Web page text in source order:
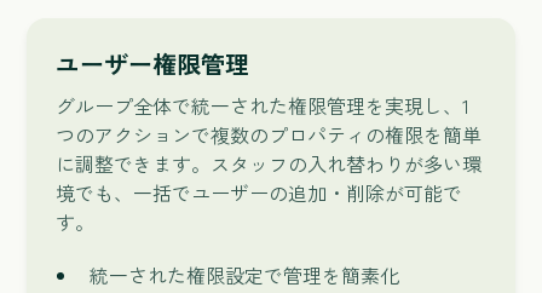
ユーザー権限管理
グループ全体で統一された権限管理を実現し、1
つのアクションで複数のプロパティの権限を簡単
に調整できます。スタッフの入れ替わりが多い環
境でも、一括でユーザーの追加・削除が可能で
す。
統一された権限設定で管理を簡素化